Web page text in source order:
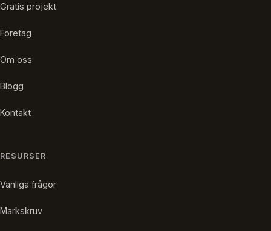
Gratis projekt
Företag
Om oss
Blogg
Kontakt
RESURSER
Vanliga frågor
Markskruv